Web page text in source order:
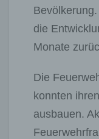
die
Monate
Die
konnten
ausbauen.